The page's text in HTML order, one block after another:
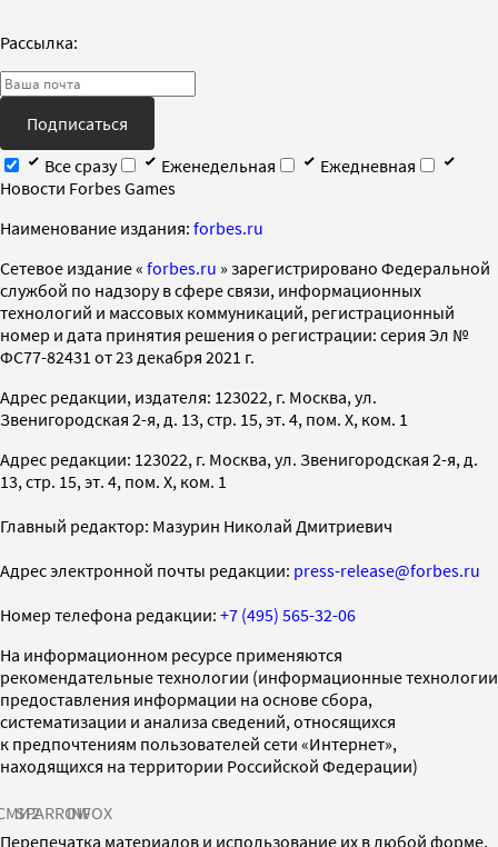
Рассылка:
Подписаться
Все сразу
Еженедельная
Ежедневная
Новости Forbes Games
Наименование издания: forbes.ru
Cетевое издание « forbes.ru » зарегистрировано Федеральной
службой по надзору в сфере связи, информационных
технологий и массовых коммуникаций, регистрационный
номер и дата принятия решения о регистрации: серия Эл №
ФС77-82431 от 23 декабря 2021 г.
Адрес редакции, издателя: 123022, г. Москва, ул.
Звенигородская 2-я, д. 13, стр. 15, эт. 4, пом. X, ком. 1
Адрес редакции: 123022, г. Москва, ул. Звенигородская 2-я, д.
13, стр. 15, эт. 4, пом. X, ком. 1
Главный редактор: Мазурин Николай Дмитриевич
Адрес электронной почты редакции: press-release@forbes.ru
Номер телефона редакции: +7 (495) 565-32-06
На информационном ресурсе применяются
рекомендательные технологии (информационные технологии
предоставления информации на основе сбора,
систематизации и анализа сведений, относящихся
к предпочтениям пользователей сети «Интернет»,
находящихся на территории Российской Федерации)
SPARROWINFOX
Перепечатка материалов и использование их в любой форме,